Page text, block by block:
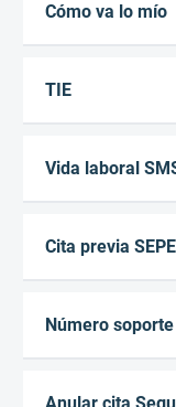
Cómo va lo mío
TIE
Vida laboral
Cita previa
Número soporte